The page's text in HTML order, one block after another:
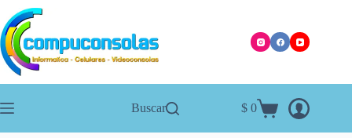
Saltar
al
contenido
Buscar
Carro
$ 0